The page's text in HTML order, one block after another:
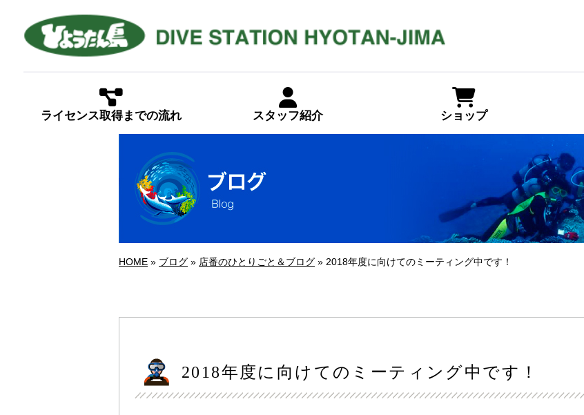
ライセンス取得までの流れ スタッフ紹介 ショップ
HOME » ブログ » 店番のひとりごと＆ブログ » 2018年度に向けてのミーティング中です！
2018年度に向けてのミーティング中です！